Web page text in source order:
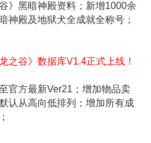
》黑暗神殿资料；新增1000余
神殿及地狱犬全成就全称号；
之谷》数据库V1.4正式上线！
官方最新Ver21；增加物品卖
认从高向低排列；增加所有成